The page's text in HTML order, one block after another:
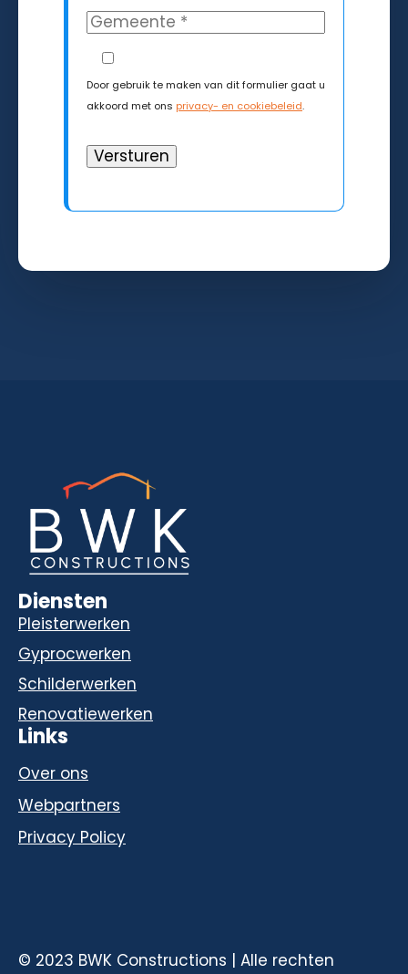
Door gebruik te maken van dit formulier gaat u
akkoord met ons privacy- en cookiebeleid.
Diensten
Pleisterwerken
Gyprocwerken
Schilderwerken
Renovatiewerken
Links
Over ons
Webpartners
Privacy Policy
© 2023 BWK Constructions | Alle rechten